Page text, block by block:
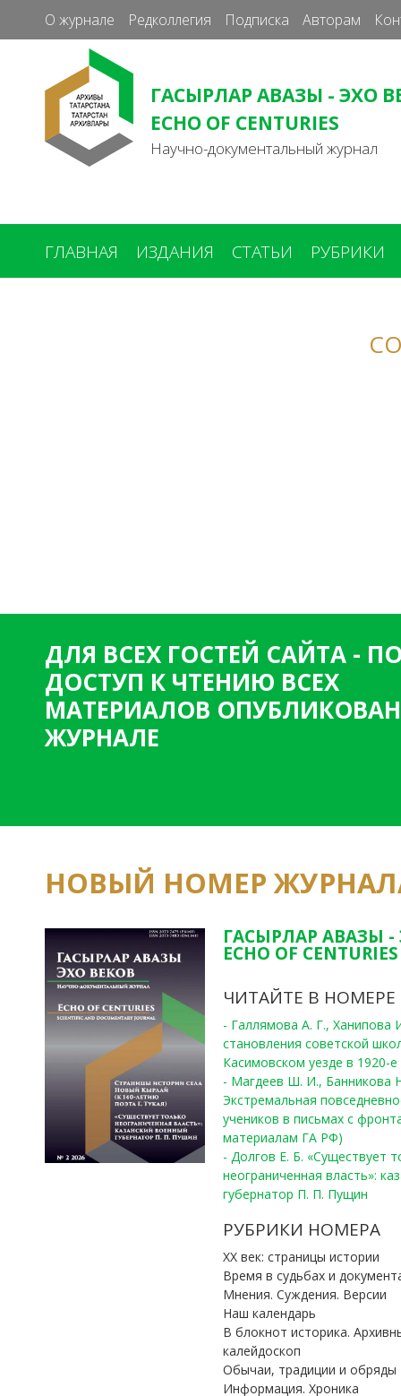
О журнале Редколлегия Подписка Авторам
ГАСЫРЛАР АВАЗЫ - ЭХО
ECHO OF CENTURIES
Научно-документальный журнал
ГЛАВНАЯ ИЗДАНИЯ СТАТЬИ РУБРИКИ
ДЛЯ ВСЕХ ГОСТЕЙ САЙТА -
ДОСТУП К ЧТЕНИЮ ВСЕХ
МАТЕРИАЛОВ
ЖУРНАЛЕ
НОВЫЙ НОМЕР
ГАСЫРЛАР АВАЗЫ -
ECHO OF
ЧИТАЙТЕ В НОМЕРЕ
- Галлямова А. Г.,
становления советской
Касимовском уезде в 1920-е
- Магдеев Ш. И., Банникова
Экстремальная
учеников в письмах с
материалам ГА РФ)
- Долгов Е. Б. «Существует
неограниченная власть»:
губернатор П. П. Пущин
РУБРИКИ НОМЕРА
ХХ век: страницы истории
Время в судьбах и
Мнения. Суждения. Версии
Наш календарь
В блокнот историка.
калейдоскоп
Обычаи, традиции и обряды
Информация. Хроника